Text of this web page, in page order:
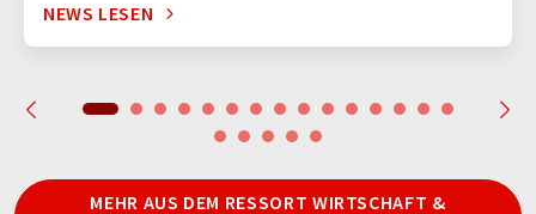
NEWS LESEN
MEHR AUS DEM RESSORT WIRTSCHAFT &